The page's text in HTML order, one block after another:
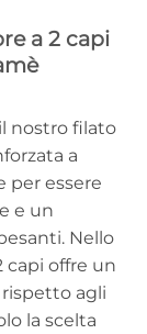
a 2 capi
nostro filato
a
per essere
e un
Nello
capi offre un
agli
la scelta